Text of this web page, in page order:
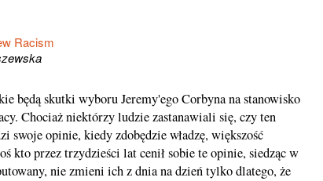
Racism
będą skutki wyboru Jeremy'ego Corbyna na stanowisko
Chociaż niektórzy ludzie zastanawiali się, czy ten
swoje opinie, kiedy zdobędzie władzę, większość
kto przez trzydzieści lat cenił sobie te opinie, siedząc w
nie zmieni ich z dnia na dzień tylko dlatego, że